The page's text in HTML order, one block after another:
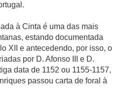
à Cinta é uma das mais
estando documentada
XII e antecedendo, por isso, o
por D. Afonso III e D.
data de 1152 ou 1155-1157,
passou carta de foral à